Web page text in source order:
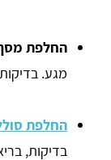
החלפת
מגע.
החלפת
בדיקות,